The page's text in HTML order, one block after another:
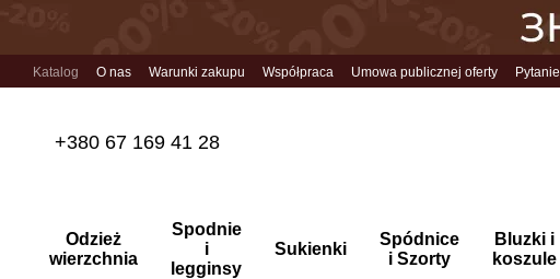
Katalog O nas Warunki zakupu Współpraca Umowa publicznej oferty Pytanie
+380 67 169 41 28
Odzież
wierzchnia
Spodnie
i
legginsy
Sukienki
Spódnice
i Szorty
Bluzki i
koszule